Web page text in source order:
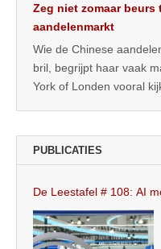
Zeg niet zomaar beurs
aandelenmarkt
Wie de Chinese
bril, begrijpt haar vaak
York of Londen vooral
PUBLICATIES
De